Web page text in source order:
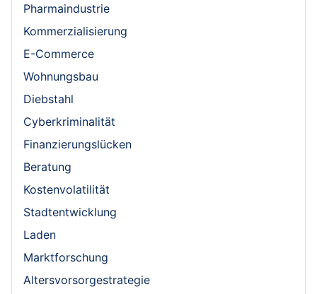
Pharmaindustrie
Kommerzialisierung
E-Commerce
Wohnungsbau
Diebstahl
Cyberkriminalität
Finanzierungslücken
Beratung
Kostenvolatilität
Stadtentwicklung
Laden
Marktforschung
Altersvorsorgestrategie